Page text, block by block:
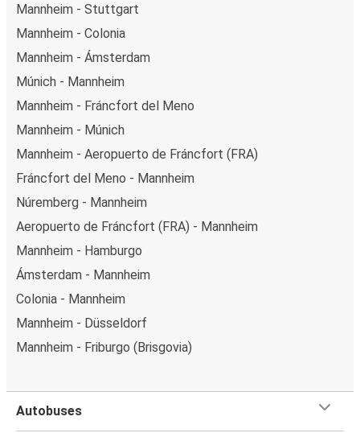
Mannheim - Stuttgart
Mannheim - Colonia
Mannheim - Ámsterdam
Múnich - Mannheim
Mannheim - Fráncfort del Meno
Mannheim - Múnich
Mannheim - Aeropuerto de Fráncfort (FRA)
Fráncfort del Meno - Mannheim
Núremberg - Mannheim
Aeropuerto de Fráncfort (FRA) - Mannheim
Mannheim - Hamburgo
Ámsterdam - Mannheim
Colonia - Mannheim
Mannheim - Düsseldorf
Mannheim - Friburgo (Brisgovia)
Autobuses